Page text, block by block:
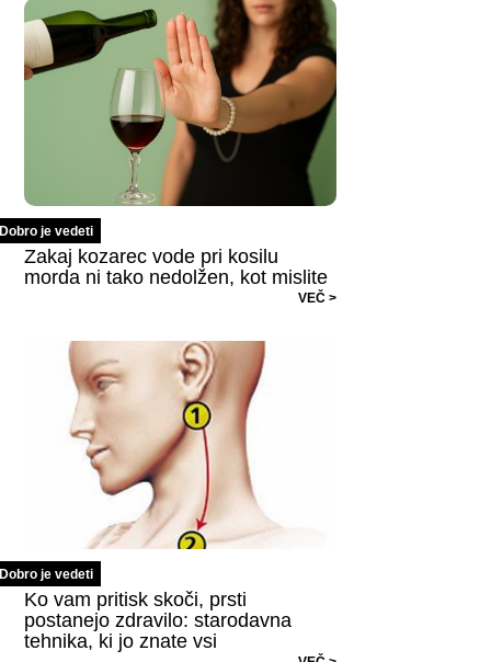
Dobro je vedeti
Zakaj kozarec vode pri kosilu
morda ni tako nedolžen, kot mislite
VEČ >
Dobro je vedeti
Ko vam pritisk skoči, prsti
postanejo zdravilo: starodavna
tehnika, ki jo znate vsi